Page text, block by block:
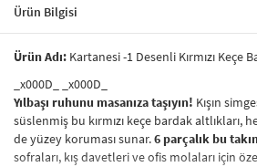
Ürün Bilgisi
Ürün Adı: Kartanesi -1 Desenli Kırmızı Keçe
_x000D_ _x000D_
Yılbaşı ruhunu masanıza taşıyın! Kışın
süslenmiş bu kırmızı keçe bardak altlıkları,
de yüzey koruması sunar.6 parçalık bu
sofraları, kış davetleri ve ofis molaları için